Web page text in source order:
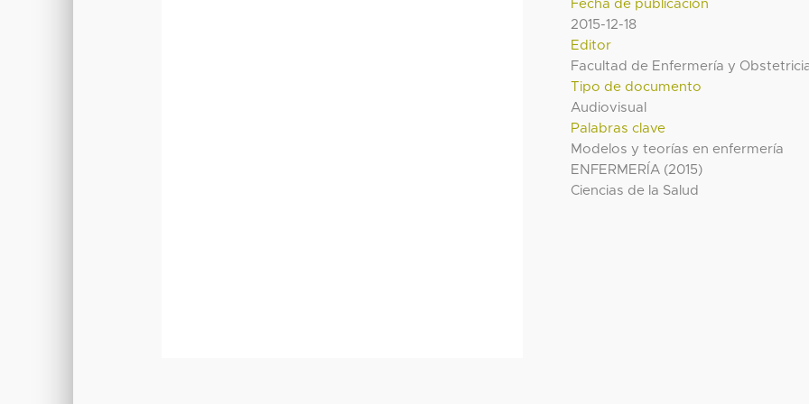
Fecha de publicación
2015-12-18
Editor
Facultad de Enfermería y
Tipo de documento
Audiovisual
Palabras clave
Modelos y teorías en enfermería
ENFERMERÍA (2015)
Ciencias de la Salud